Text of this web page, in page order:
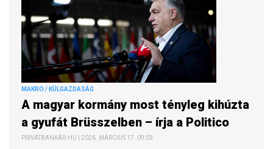
MAKRO / KÜLGAZDASÁG
A magyar kormány most tényleg kihúzta
a gyufát Brüsszelben – írja a Politico
PRIVÁTBANKÁR.HU | 2026. MÁRCIUS 17. 09:03